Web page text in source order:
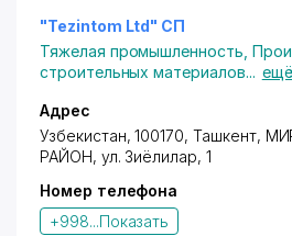
"Tezintom Ltd" СП
Тяжелая промышленность
строительных материалов... ещё
Адрес
Узбекистан, 100170, Ташкент,
РАЙОН, ул. Зиёлилар, 1
Номер телефона
+998...Показать